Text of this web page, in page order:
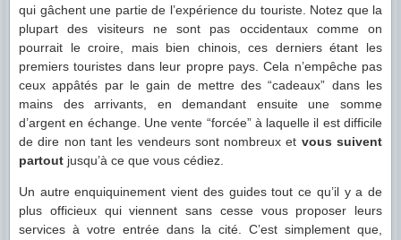
qui gâchent une partie de l’expérience du touriste. Notez que la
plupart des visiteurs ne sont pas occidentaux comme on
pourrait le croire, mais bien chinois, ces derniers étant les
premiers touristes dans leur propre pays. Cela n’empêche pas
ceux appâtés par le gain de mettre des “cadeaux” dans les
mains des arrivants, en demandant ensuite une somme
d’argent en échange. Une vente “forcée” à laquelle il est difficile
de dire non tant les vendeurs sont nombreux et vous suivent
partout jusqu’à ce que vous cédiez.
Un autre enquiquinement vient des guides tout ce qu’il y a de
plus officieux qui viennent sans cesse vous proposer leurs
services à votre entrée dans la cité. C’est simplement que,